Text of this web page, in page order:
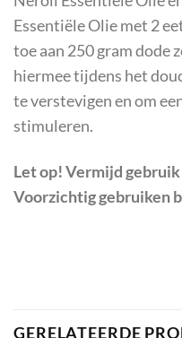
Essentiële Olie met 2
toe aan 250 gram dode
hiermee tijdens het
te verstevigen en om
stimuleren.
Let op! Vermijd
Voorzichtig gebruiken
GERELATEERDE